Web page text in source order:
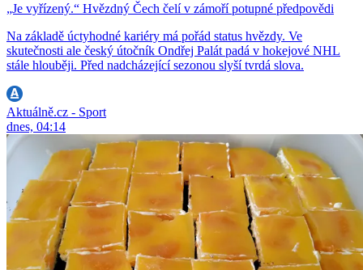
„Je vyřízený.“ Hvězdný Čech čelí v zámoří potupné předpovědi
Na základě úctyhodné kariéry má pořád status hvězdy. Ve
skutečnosti ale český útočník Ondřej Palát padá v hokejové NHL
stále hlouběji. Před nadcházející sezonou slyší tvrdá slova.
Aktuálně.cz - Sport
dnes, 04:14